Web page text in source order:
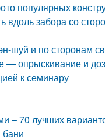
популярных
вдоль забора со
шуй и по сторонам
— опрыскивание и
к семинару
– 70 лучших